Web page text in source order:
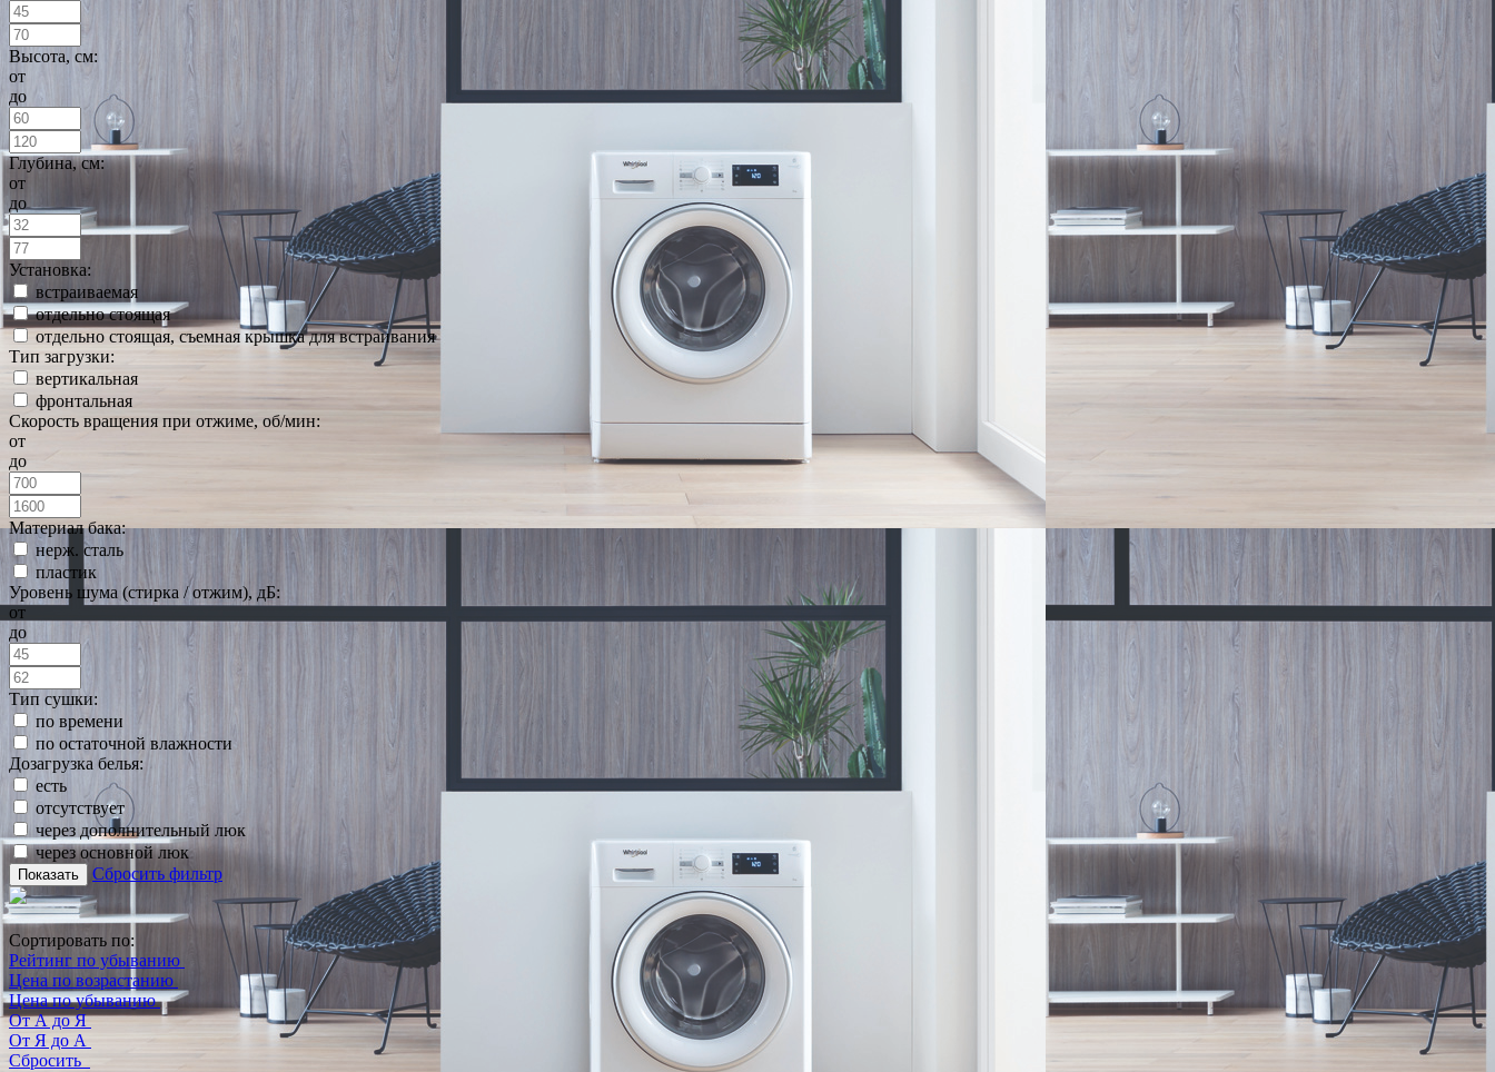
Высота, см:
от
до
Глубина, см:
от
до
Установка:
встраиваемая
отдельно стоящая
отдельно стоящая, съемная крышка для встраивания
Тип загрузки:
вертикальная
фронтальная
Скорость вращения при отжиме, об/мин:
от
до
Материал бака:
нерж. сталь
пластик
Уровень шума (стирка / отжим), дБ:
от
до
Тип сушки:
по времени
по остаточной влажности
Дозагрузка белья:
есть
отсутствует
через дополнительный люк
через основной люк
Показать Сбросить фильтр
Сортировать по:
Рейтинг по убыванию
Цена по возрастанию
Цена по убыванию
От А до Я
От Я до А
Сбросить